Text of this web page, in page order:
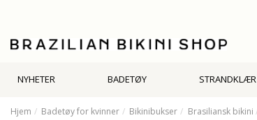
NYHETER BADETØY STRANDKLÆR
Hjem Badetøy for kvinner Bikinibukser Brasiliansk bikini